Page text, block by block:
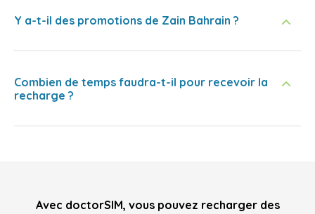
Y a-t-il des promotions de Zain Bahrain ?
Combien de temps faudra-t-il pour recevoir la
recharge ?
Avec doctorSIM, vous pouvez recharger des